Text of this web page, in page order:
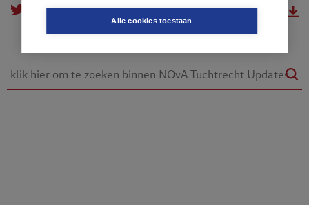
Alle cookies toestaan
doorsturen download.pdf